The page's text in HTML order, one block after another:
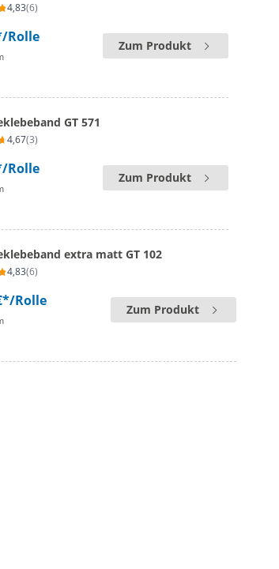
4,83(6)
/Rolle
Zum Produkt
GT 571
4,67(3)
/Rolle
Zum Produkt
extra matt GT 102
4,83(6)
/Rolle
Zum Produkt